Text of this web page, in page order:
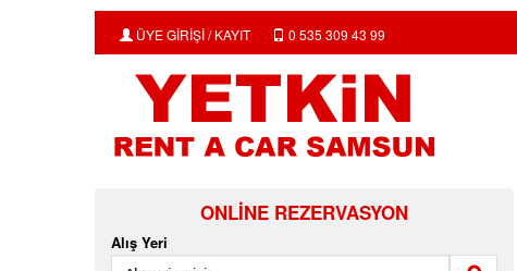
ÜYE GİRİŞİ / KAYIT 0 535 309 43 99
ONLINE REZERVASYON
Alış Yeri